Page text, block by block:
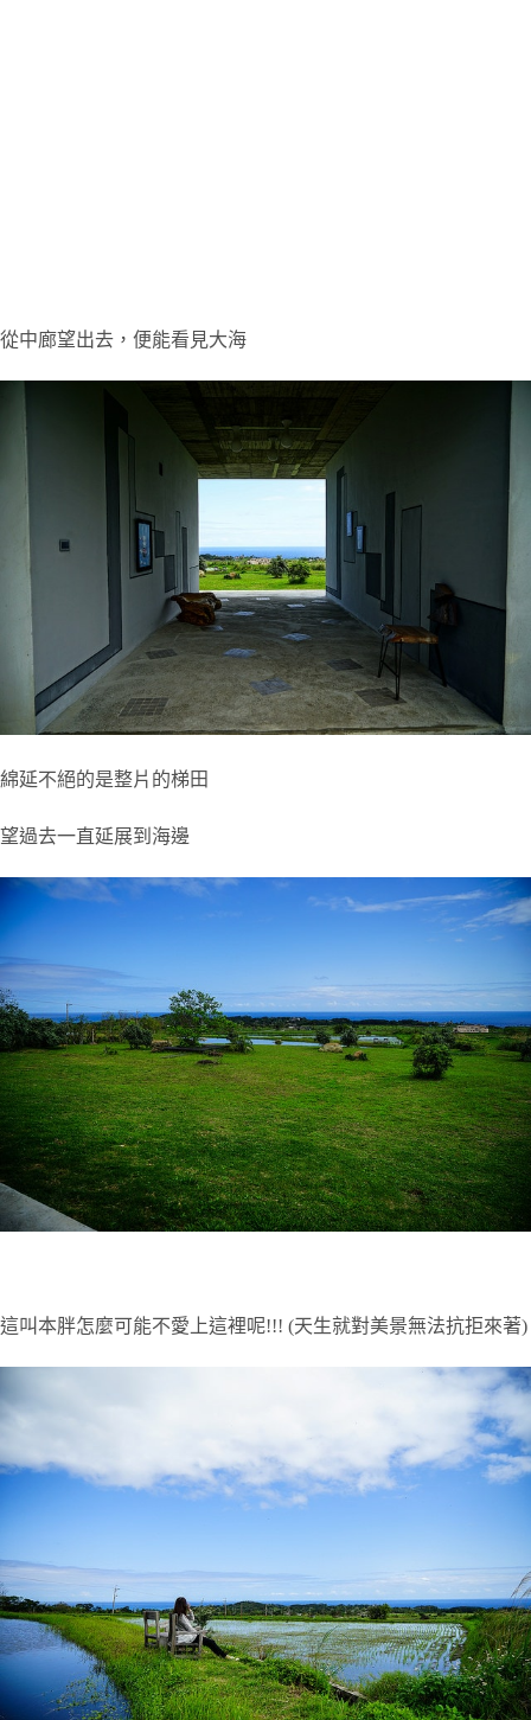
從中廊望出去，便能看見大海
綿延不絕的是整片的梯田
望過去一直延展到海邊
這叫本胖怎麼可能不愛上這裡呢!!! (天生就對美景無法抗拒來著)